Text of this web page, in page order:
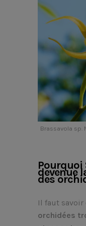
Brassavola sp.
Pourquoi
devenue
des
Il faut savoir
orchidées